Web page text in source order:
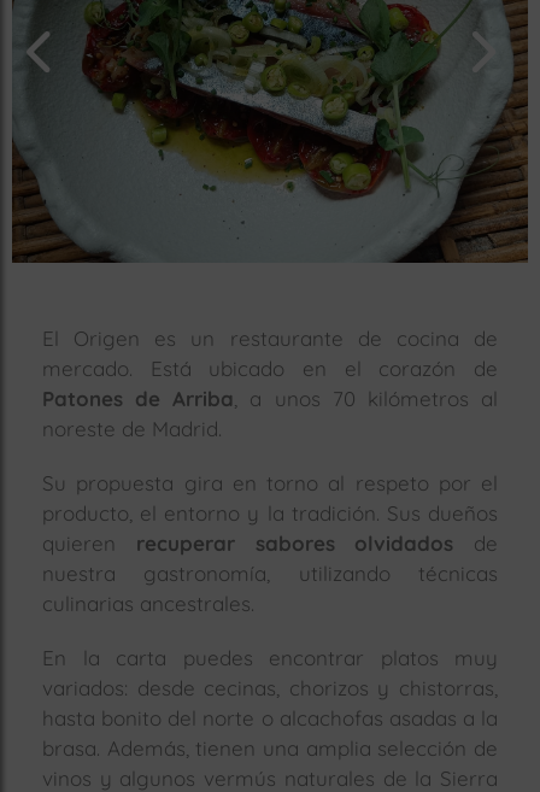
El Origen es un restaurante de cocina de
mercado. Está ubicado en el corazón de
Patones de Arriba
, a unos 70 kilómetros al
noreste de Madrid.
Su propuesta gira en torno al respeto por el
producto, el entorno y la tradición. Sus dueños
quieren recuperar sabores olvidados de
nuestra gastronomía, utilizando técnicas
culinarias ancestrales.
En la carta puedes encontrar platos muy
variados: desde cecinas, chorizos y chistorras,
hasta bonito del norte o alcachofas asadas a la
brasa. Además, tienen una amplia selección de
vinos y algunos vermús naturales de la Sierra